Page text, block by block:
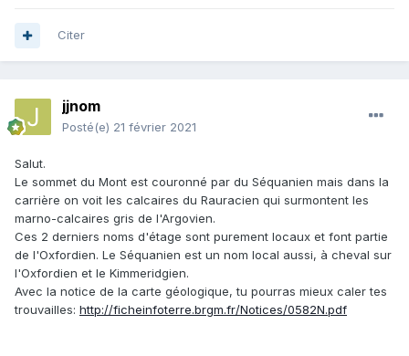
Citer
jjnom
Posté(e) 21 février 2021
Salut.
Le sommet du Mont est couronné par du Séquanien mais dans la
carrière on voit les calcaires du Rauracien qui surmontent les
marno-calcaires gris de l'Argovien.
Ces 2 derniers noms d'étage sont purement locaux et font partie
de l'Oxfordien. Le Séquanien est un nom local aussi, à cheval sur
l'Oxfordien et le Kimmeridgien.
Avec la notice de la carte géologique, tu pourras mieux caler tes
trouvailles: http://ficheinfoterre.brgm.fr/Notices/0582N.pdf